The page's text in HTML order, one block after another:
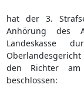
hat der 3.
Anhörung des
Landeskasse
den Richter
beschlossen: